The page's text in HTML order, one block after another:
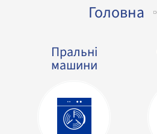
Головна
Пральні
машини